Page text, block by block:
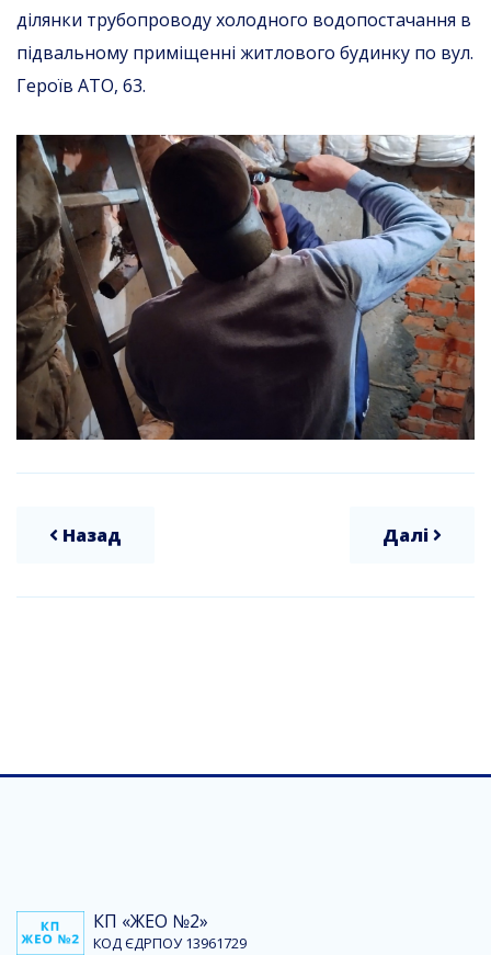
ділянки трубопроводу холодного водопостачання в
підвальному приміщенні житлового будинку по вул.
Героїв АТО, 63.
Назад Далі
КП «ЖЕО №2»
КОД ЄДРПОУ 13961729